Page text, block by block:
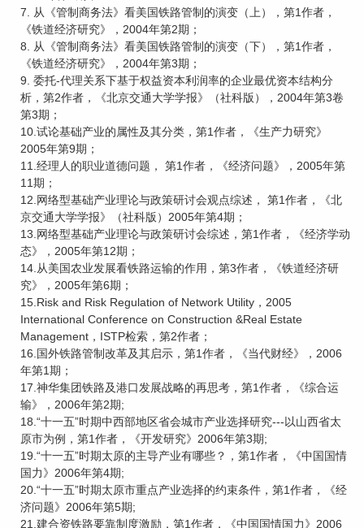
7. 从《管制商务法》看美国铁路管制的演变（上），第1作者，
《铁道经济研究》，2004年第2期；
8. 从《管制商务法》看美国铁路管制的演变（下），第1作者，
《铁道经济研究》，2004年第3期；
9. 委托-代理关系下基于权益资本利润率的企业最优资本结构分
析，第2作者，《北京交通大学学报》（社科版），2004年第3卷
第3期；
10.试论基础产业的属性及其分类，第1作者，《生产力研究》
2005年第9期；
11.经理人的职业道德问题， 第1作者，《经济问题》，2005年第
11期；
12.网络型基础产业理论与政策研讨会观点综述， 第1作者，《北
京交通大学学报》（社科版）2005年第4期；
13.网络型基础产业理论与政策研讨会综述，第1作者，《经济学动
态》，2005年第12期；
14.从美国农业发展看铁路运输的作用，第3作者，《铁道经济研
究》，2005年第6期；
15.Risk and Risk Regulation of Network Utility，2005
International Conference on Construction &Real Estate
Management，ISTP检索，第2作者；
16.国外铁路管制改革及其启示，第1作者，《当代财经》，2006
年第1期；
17.神华集团铁路及港口发展战略的再思考，第1作者，《综合运
输》，2006年第2期;
18.“十一五”时期中西部地区省会城市产业选择研究---以山西省太
原市为例，第1作者，《开发研究》2006年第3期;
19.“十一五”时期太原的主导产业有哪些？，第1作者，《中国国情
国力》2006年第4期;
20.“十一五”时期太原市重点产业选择的约束条件，第1作者，《经
济问题》2006年第5期;
21.建合资铁路要靠制度激励，第1作者，《中国国情国力》2006